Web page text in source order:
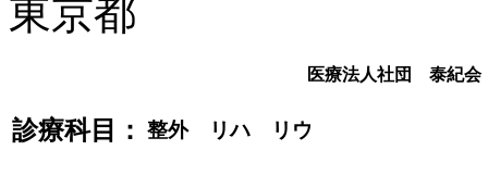
医療法人社団 泰紀
診療科目： 整外 リハ リウ